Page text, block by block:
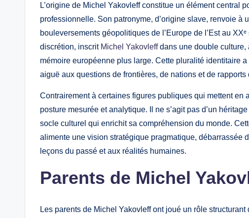
L’origine de Michel Yakovleff constitue un élément central
professionnelle. Son patronyme, d’origine slave, renvoie à
bouleversements géopolitiques de l’Europe de l’Est au
discrétion, inscrit Michel Yakovleffdans une double culture,
mémoire européenne plus large. Cette pluralité identitaire
aiguë aux questions de frontières, de nations et de rapports
Contrairement à certaines figures publiques qui mettent
posture mesurée et analytique. Il ne s’agit pas d’un
socle culturel qui enrichit sa compréhension du monde.
alimente une vision stratégique pragmatique, débarrassée
leçons du passé et aux réalités humaines.
Parents de Michel
Les parents de Michel Yakovleff ont joué un rôle